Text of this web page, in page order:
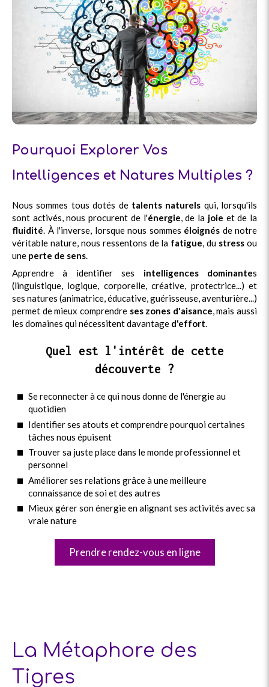
Pourquoi Explorer Vos
Intelligences et Natures Multiples ?
Nous sommes tous dotés de talents naturels qui, lorsqu'ils
sont activés, nous procurent de l'énergie, de la joie et de la
fluidité. À l'inverse, lorsque nous sommes éloignés de notre
véritable nature, nous ressentons de la fatigue, du stress ou
une perte de sens.
Apprendre à identifier ses intelligences dominantes
(linguistique, logique, corporelle, créative, protectrice...) et
ses natures (animatrice, éducative, guérisseuse, aventurière...)
permet de mieux comprendre ses zones d'aisance, mais aussi
les domaines qui nécessitent davantage d'effort.
Quel est l'intérêt de cette
découverte ?
Se reconnecter à ce qui nous donne de l'énergie au
quotidien
Identifier ses atouts et comprendre pourquoi certaines
tâches nous épuisent
Trouver sa juste place dans le monde professionnel et
personnel
Améliorer ses relations grâce à une meilleure
connaissance de soi et des autres
Mieux gérer son énergie en alignant ses activités avec sa
vraie nature
Prendre rendez-vous en ligne
La Métaphore des
Tigres